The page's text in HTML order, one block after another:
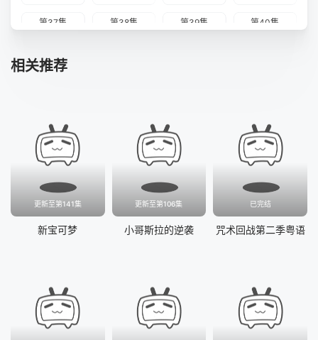
第37集 第38集 第39集 第40集
相关推荐
更新至第141集
新宝可梦
更新至第106集
小哥斯拉的逆袭
已完结
咒术回战第二季粤语